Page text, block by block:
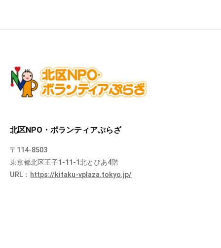
北区NPO・ボランティアぷらざ
〒114-8503
東京都北区王子1-11-1北とぴあ4階
URL： https://kitaku-vplaza.tokyo.jp/